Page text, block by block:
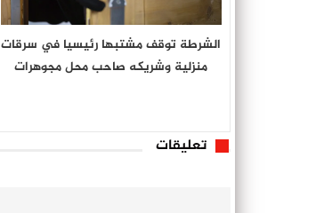
الشرطة توقف مشتبها رئيسيا في سرقات
منزلية وشريكه صاحب محل مجوهرات
تعليقات